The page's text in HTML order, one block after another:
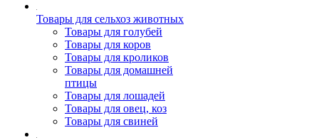
Товары для сельхоз животных
Товары для голубей
Товары для коров
Товары для кроликов
Товары для домашней
птицы
Товары для лошадей
Товары для овец, коз
Товары для свиней